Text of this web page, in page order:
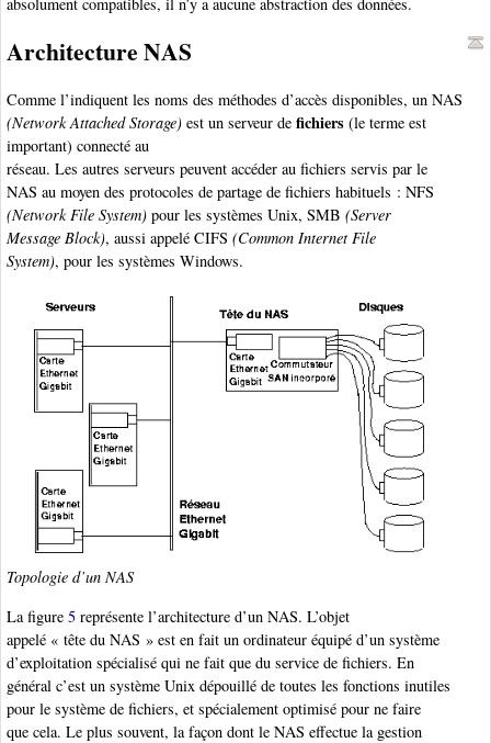
Architecture NAS
Comme l’indiquent les noms des méthodes d’accès disponibles, un NAS
(Network Attached Storage) est un serveur de fichiers (le terme est
important) connecté au
réseau. Les autres serveurs peuvent accéder au fichiers servis par le
NAS au moyen des protocoles de partage de fichiers habituels : NFS
(Network File System) pour les systèmes Unix, SMB (Server
Message Block), aussi appelé CIFS (Common Internet File
System), pour les systèmes Windows.
Topologie d’un NAS
La figure 5 représente l’architecture d’un NAS. L’objet
appelé « tête du NAS » est en fait un ordinateur équipé d’un système
d’exploitation spécialisé qui ne fait que du service de fichiers. En
général c’est un système Unix dépouillé de toutes les fonctions inutiles
pour le système de fichiers, et spécialement optimisé pour ne faire
que cela. Le plus souvent, la façon dont le NAS effectue la gestion